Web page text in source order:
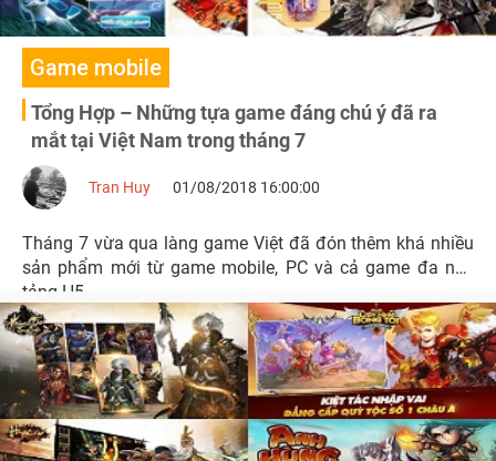
Game mobile
Tổng Hợp – Những tựa game đáng chú ý đã ra
mắt tại Việt Nam trong tháng 7
Tran Huy 01/08/2018 16:00:00
Tháng 7 vừa qua làng game Việt đã đón thêm khá nhiều
sản phẩm mới từ game mobile, PC và cả game đa nền
tảng H5.